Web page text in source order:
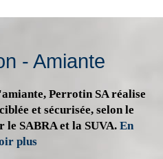
- Amiante
Perrotin SA réalise
et sécurisée, selon le
SABRA et la SUVA. En
plus